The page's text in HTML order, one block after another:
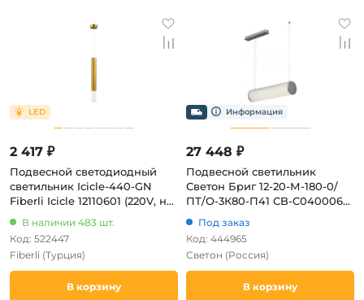
2 417 ₽
Подвесной светодиодный
светильник Icicle-440-GN
Fiberli Icicle 12110601 (220V, на
В наличии 483 шт.
Код: 522447
Fiberli (Турция)
В корзину
27 448 ₽
Подвесной светильник
Светон Бриг 12-20-М-180-0/
ПТ/О-3К80-П41 CB-C0400062
Под заказ
Код: 444965
Светон (Россия)
В корзину